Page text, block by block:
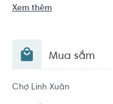
Xem thêm
Mua sắm
Chợ Linh Xuân